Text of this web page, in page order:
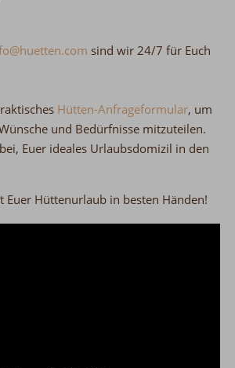
sind wir 24/7 für Euch
Hütten-Anfrageformular, um
und Bedürfnisse mitzuteilen.
Euer ideales Urlaubsdomizil in den
Euer Hüttenurlaub in besten Händen!